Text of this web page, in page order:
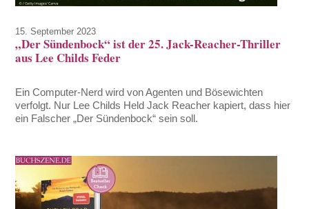
15. September 2023
„Der Sündenbock“ ist der 25. Jack-Reacher-Thriller
aus Lee Childs Feder
Ein Computer-Nerd wird von Agenten und Bösewichten
verfolgt. Nur Lee Childs Held Jack Reacher kapiert, dass hier
ein Falscher „Der Sündenbock“ sein soll.